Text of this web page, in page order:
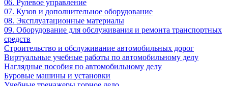
06. Рулевое управление
07. Кузов и дополнительное оборудование
08. Эксплуатационные материалы
09. Оборудование для обслуживания и ремонта транспортных
средств
Строительство и обслуживание автомобильных дорог
Виртуальные учебные работы по автомобильному делу
Наглядные пособия по автомобильному делу
Буровые машины и установки